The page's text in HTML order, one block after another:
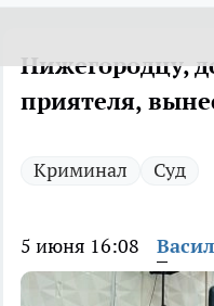
Нижегородцу,
приятеля,
Криминал Суд
5 июня 16:08